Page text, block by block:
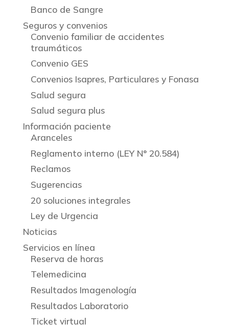
Banco de Sangre
Seguros y convenios
Convenio familiar de accidentes
traumáticos
Convenio GES
Convenios Isapres, Particulares y Fonasa
Salud segura
Salud segura plus
Información paciente
Aranceles
Reglamento interno (LEY N° 20.584)
Reclamos
Sugerencias
20 soluciones integrales
Ley de Urgencia
Noticias
Servicios en línea
Reserva de horas
Telemedicina
Resultados Imagenología
Resultados Laboratorio
Ticket virtual